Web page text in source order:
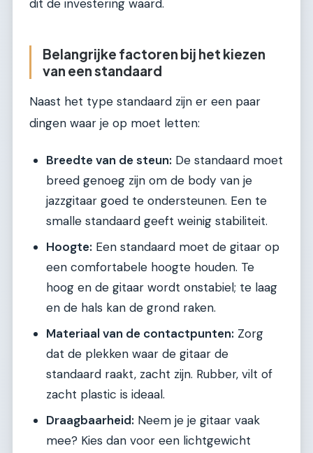
dit de investering waard.
Belangrijke factoren bij het kiezen
van een standaard
Naast het type standaard zijn er een paar
dingen waar je op moet letten:
Breedte van de steun: De standaard moet
breed genoeg zijn om de body van je
jazzgitaar goed te ondersteunen. Een te
smalle standaard geeft weinig stabiliteit.
Hoogte: Een standaard moet de gitaar op
een comfortabele hoogte houden. Te
hoog en de gitaar wordt onstabiel; te laag
en de hals kan de grond raken.
Materiaal van de contactpunten: Zorg
dat de plekken waar de gitaar de
standaard raakt, zacht zijn. Rubber, vilt of
zacht plastic is ideaal.
Draagbaarheid: Neem je je gitaar vaak
mee? Kies dan voor een lichtgewicht